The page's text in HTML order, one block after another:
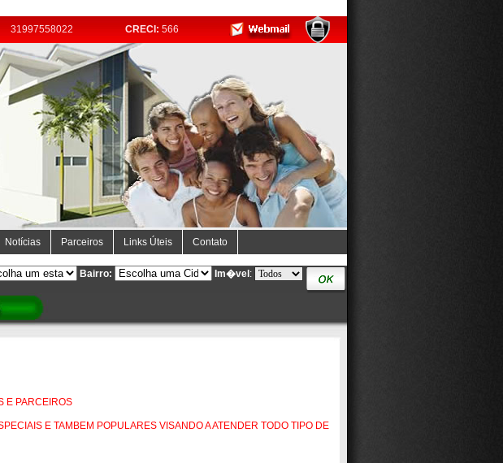
31997558022 CRECI: 566
Notícias Parceiros Links Úteis Contato
Bairro: Im�vel :
E PARCEIROS
E TAMBEM POPULARES VISANDO A ATENDER TODO TIPO DE